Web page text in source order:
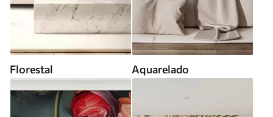
Florestal Aquarelado